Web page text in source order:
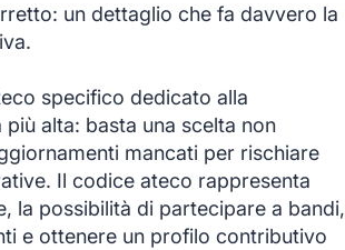
un dettaglio che fa davvero la
specifico dedicato alla
alta: basta una scelta non
mancati per rischiare
Il codice ateco rappresenta
la possibilità di partecipare a bandi,
e ottenere un profilo contributivo